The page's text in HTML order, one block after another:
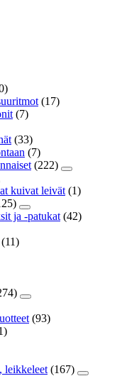
(17)
(7)
(33)
(7)
(222)
kuivat leivät (1)
ja -patukat (42)
(11)
(93)
leikkeleet (167)